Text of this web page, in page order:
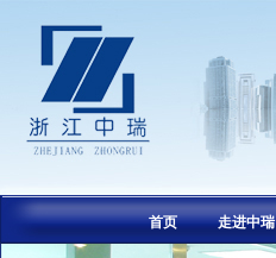
首页 走进中瑞